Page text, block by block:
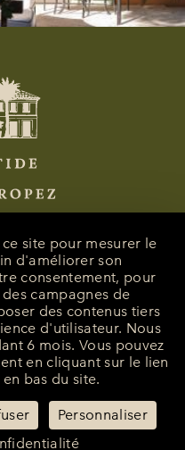
Tropez
Carles
Tropez
82 55
tropez.com
site pour mesurer le
d'améliorer son
consentement, pour
campagnes de
des contenus tiers
d'utilisateur. Nous
6 mois. Vous pouvez
en cliquant sur le lien
bas du site.
Personnaliser